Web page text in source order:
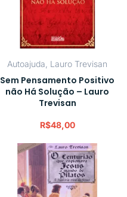
Autoajuda Lauro Trevisan
Sem Pensamento Positivo
não Há Solução – Lauro
Trevisan
R$48,00